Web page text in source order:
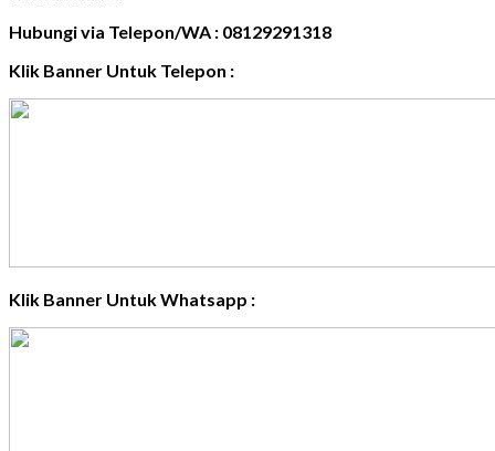
Hubungi via Telepon/WA : 08129291318
Klik Banner Untuk Telepon :
Klik Banner Untuk Whatsapp :